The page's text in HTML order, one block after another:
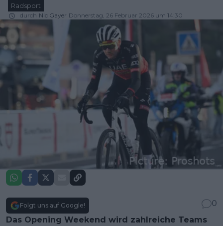
Radsport
durch Nic Gayer Donnerstag, 26 Februar 2026 um 14:30
Folgt uns auf Google!
0
Das Opening Weekend wird zahlreiche Teams